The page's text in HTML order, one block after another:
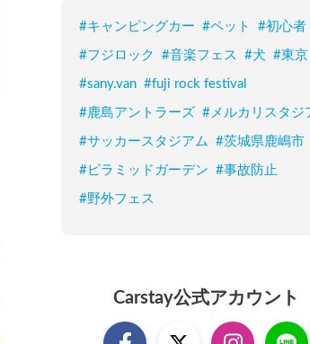
#キャンピングカー #ペット #初心者
#フジロック #音楽フェス #犬 #東京
#sany.van #fuji rock festival
#鹿島アントラーズ #メルカリスタジ
#サッカースタジアム #茨城県鹿嶋市
#ピラミッドガーデン #事故防止
#野外フェス
Carstay公式アカウント